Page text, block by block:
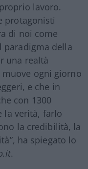
lavoro.
protagonisti
di noi come
paradigma della
una realtà
ogni giorno
e che in
con 1300
la verità, farlo
la credibilità, la
ha spiegato lo
.